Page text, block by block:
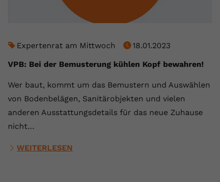
Expertenrat am Mittwoch
18.01.2023
VPB: Bei der Bemusterung kühlen Kopf bewahren!
Wer baut, kommt um das Bemustern und Auswählen
von Bodenbelägen, Sanitärobjekten und vielen
anderen Ausstattungsdetails für das neue Zuhause
nicht…
WEITERLESEN